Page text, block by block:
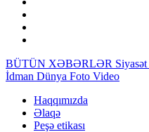
BÜTÜN XƏBƏRLƏR Siyasət
İdman Dünya Foto Video
Haqqımızda
Əlaqə
Peşə etikası